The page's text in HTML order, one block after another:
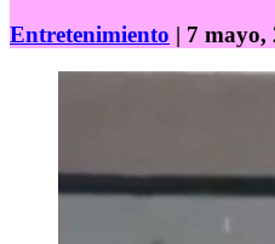
Entretenimiento | 7 mayo,